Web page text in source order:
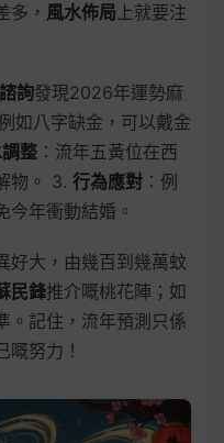
多， 風水佈局 上就要注
詢發現2026年運勢麻
例如八字缺金，可以戴金
整 ：流年五黃位在西
物。 3. 行為應對 ：例
今年衝動結婚。
好大，由幾百到幾萬蚊
民鋒推介嘅桃花陣；如
。記住，流年預測只係
嘅努力！